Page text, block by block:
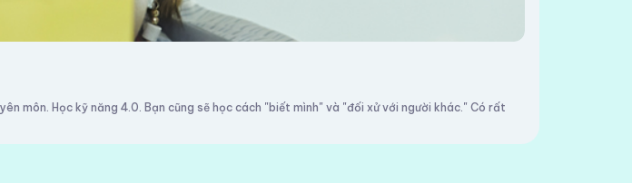
môn. Học kỹ năng 4.0. Bạn cũng sẽ học cách "biết mình" và "đối xử với người khác." Có rất